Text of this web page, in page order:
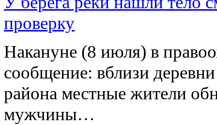
проверку
Накануне (8 июля) в
сообщение: вблизи
района местные жители
мужчины…